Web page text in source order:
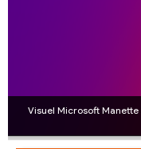
Visuel Microsoft Manette